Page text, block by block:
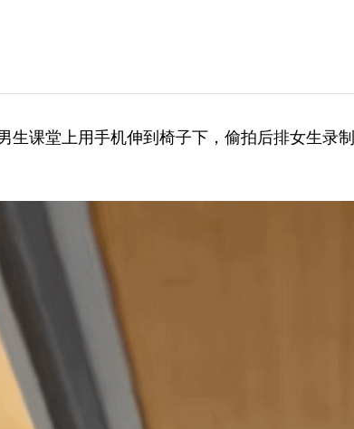
生课堂上用手机伸到椅子下，偷拍后排女生录